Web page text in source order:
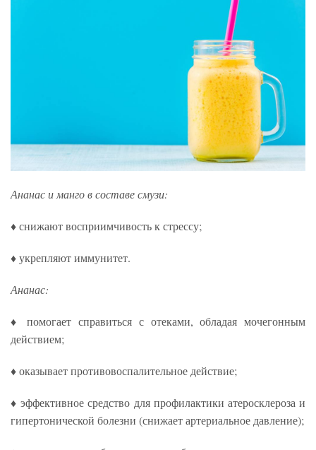
Ананас и манго в составе смузи:
♦ снижают восприимчивость к стрессу;
♦ укрепляют иммунитет.
Ананас:
♦ помогает справиться с отеками, обладая мочегонным
действием;
♦ оказывает противовоспалительное действие;
♦ эффективное средство для профилактики атеросклероза и
гипертонической болезни (снижает артериальное давление);